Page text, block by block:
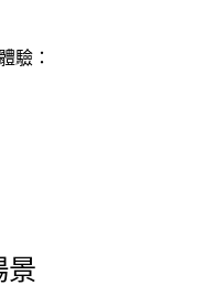
驗：
景